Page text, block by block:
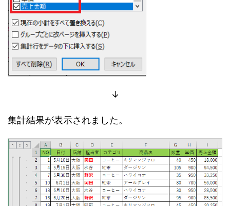
↓
集計結果が表示されました。